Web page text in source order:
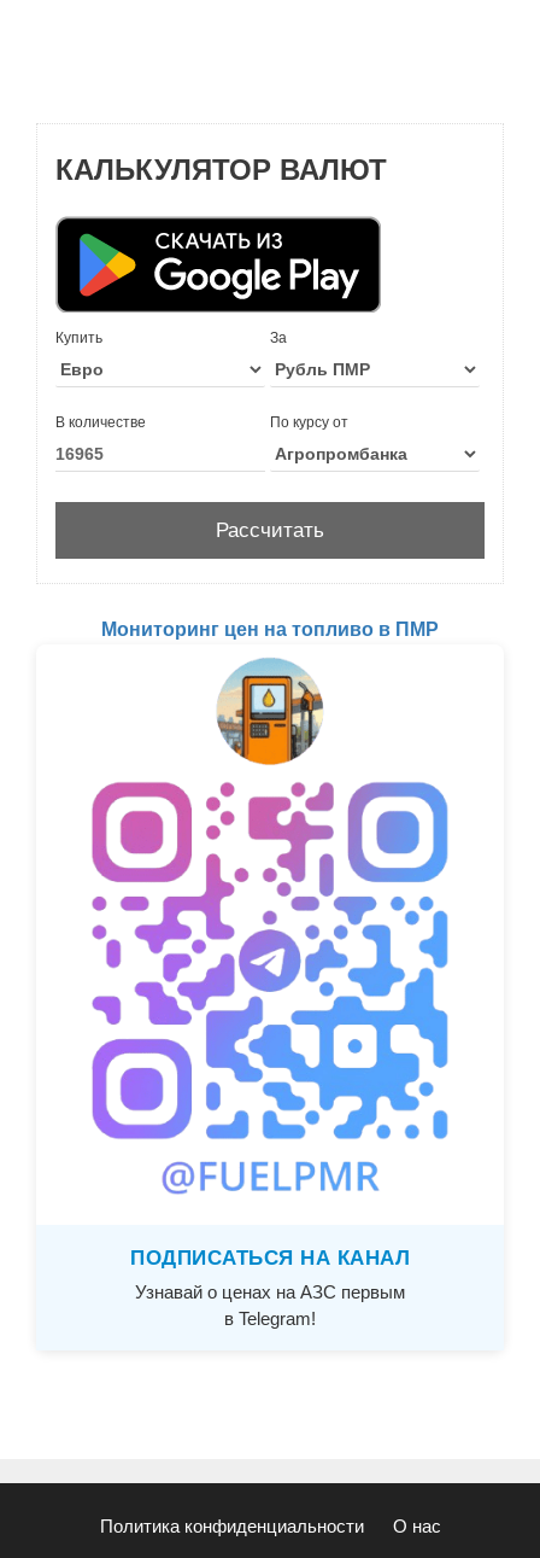
КАЛЬКУЛЯТОР ВАЛЮТ
Купить За
В количестве По курсу от
Мониторинг цен на топливо в ПМР
ПОДПИСАТЬСЯ НА КАНАЛ
Узнавай о ценах на АЗС первым
в Telegram!
Политика конфиденциальности О нас